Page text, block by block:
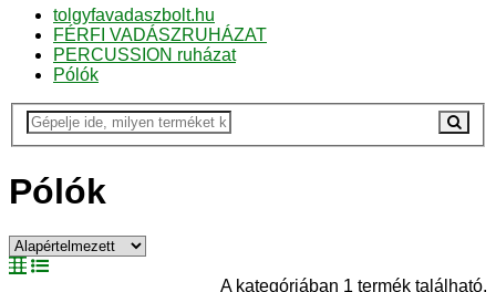
tolgyfavadaszbolt.hu
FÉRFI VADÁSZRUHÁZAT
PERCUSSION ruházat
Pólók
Pólók
A kategóriában 1 termék található.